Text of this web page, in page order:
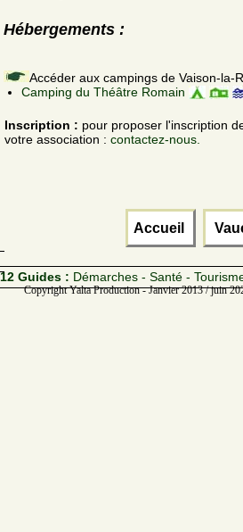
Hébergements :
Accéder aux campings de Vaison-la-
Camping du Théâtre Romain
Inscription : pour proposer l'inscription
votre association : contactez-nous.
Accueil
12 Guides : Démarches - Santé -
Copyright Yalta Production - Janvier 2013 / juin